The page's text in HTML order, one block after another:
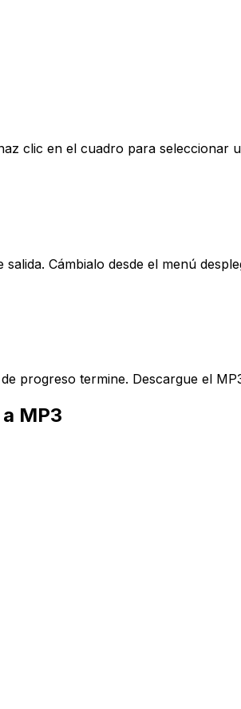
clic en el cuadro para seleccionar
Cámbialo desde el menú
progreso termine. Descargue el
MP3